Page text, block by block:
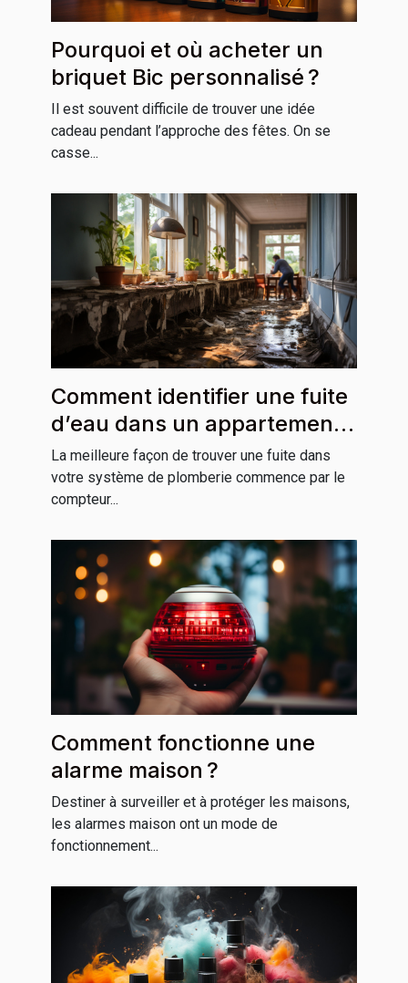
Pourquoi et où acheter un
briquet Bic personnalisé ?
Il est souvent difficile de trouver une idée
cadeau pendant l’approche des fêtes. On se
casse...
Comment identifier une fuite
d’eau dans un appartement
ou une maison ?
La meilleure façon de trouver une fuite dans
votre système de plomberie commence par le
compteur...
Comment fonctionne une
alarme maison ?
Destiner à surveiller et à protéger les maisons,
les alarmes maison ont un mode de
fonctionnement...